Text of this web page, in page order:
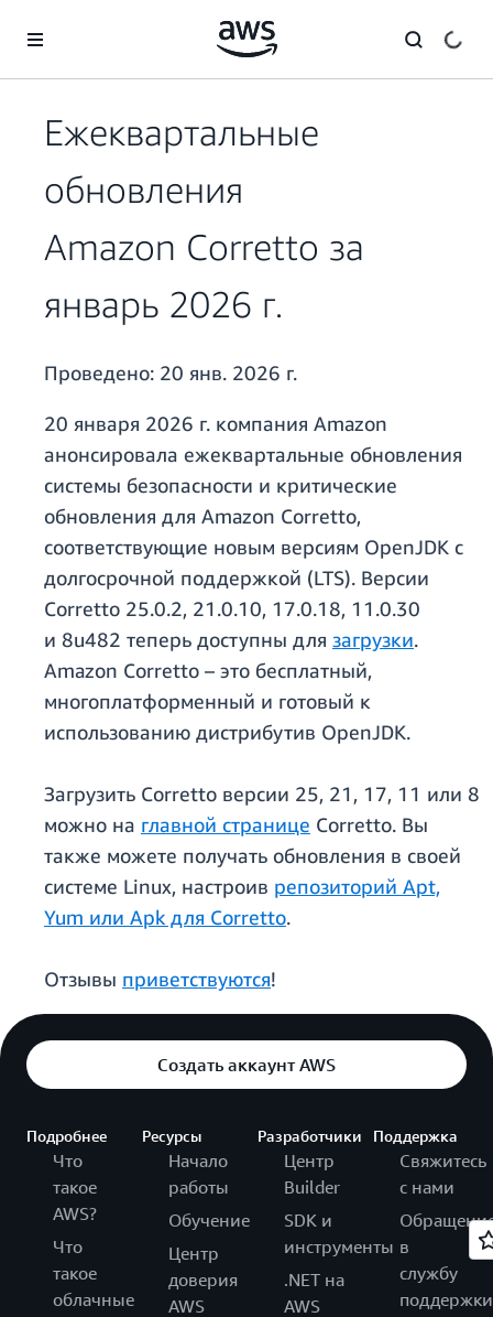
Перейти к главному контенту
Ежеквартальные
обновления
Amazon Corretto за
январь 2026 г.
Проведено: 20 янв. 2026 г.
20 января 2026 г. компания Amazon
анонсировала ежеквартальные обновления
системы безопасности и критические
обновления для Amazon Corretto,
соответствующие новым версиям OpenJDK с
долгосрочной поддержкой (LTS). Версии
Corretto 25.0.2, 21.0.10, 17.0.18, 11.0.30
и 8u482 теперь доступны для загрузки.
Amazon Corretto – это бесплатный,
многоплатформенный и готовый к
использованию дистрибутив OpenJDK.
Загрузить Corretto версии 25, 21, 17, 11 или 8
можно на главной странице Corretto. Вы
также можете получать обновления в своей
системе Linux, настроив репозиторий Apt,
Yum или Apk для Corretto.
Отзывы приветствуются!
Создать аккаунт AWS
Подробнее
Что
такое
AWS?
Что
такое
облачные
Ресурсы
Начало
работы
Обучение
Центр
доверия
AWS
Разработчики
Центр
Builder
SDK и
инструменты
.NET на
AWS
Поддержка
Свяжитесь
с нами
в
службу
поддержки